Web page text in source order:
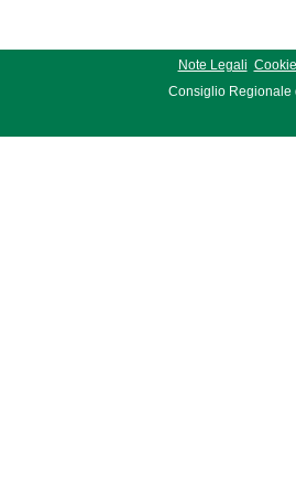
Note Legali
Consiglio Regionale